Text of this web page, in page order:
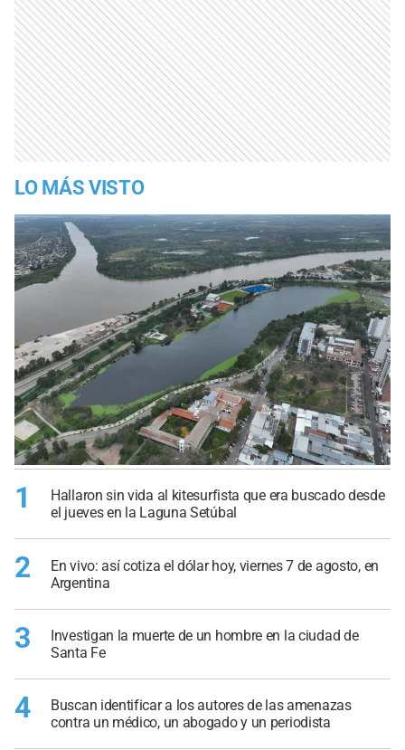
LO MÁS VISTO
1
Hallaron sin vida al kitesurfista que era buscado desde
el jueves en la Laguna Setúbal
2
En vivo: así cotiza el dólar hoy, viernes 7 de agosto, en
Argentina
3
Investigan la muerte de un hombre en la ciudad de
Santa Fe
4
Buscan identificar a los autores de las amenazas
contra un médico, un abogado y un periodista